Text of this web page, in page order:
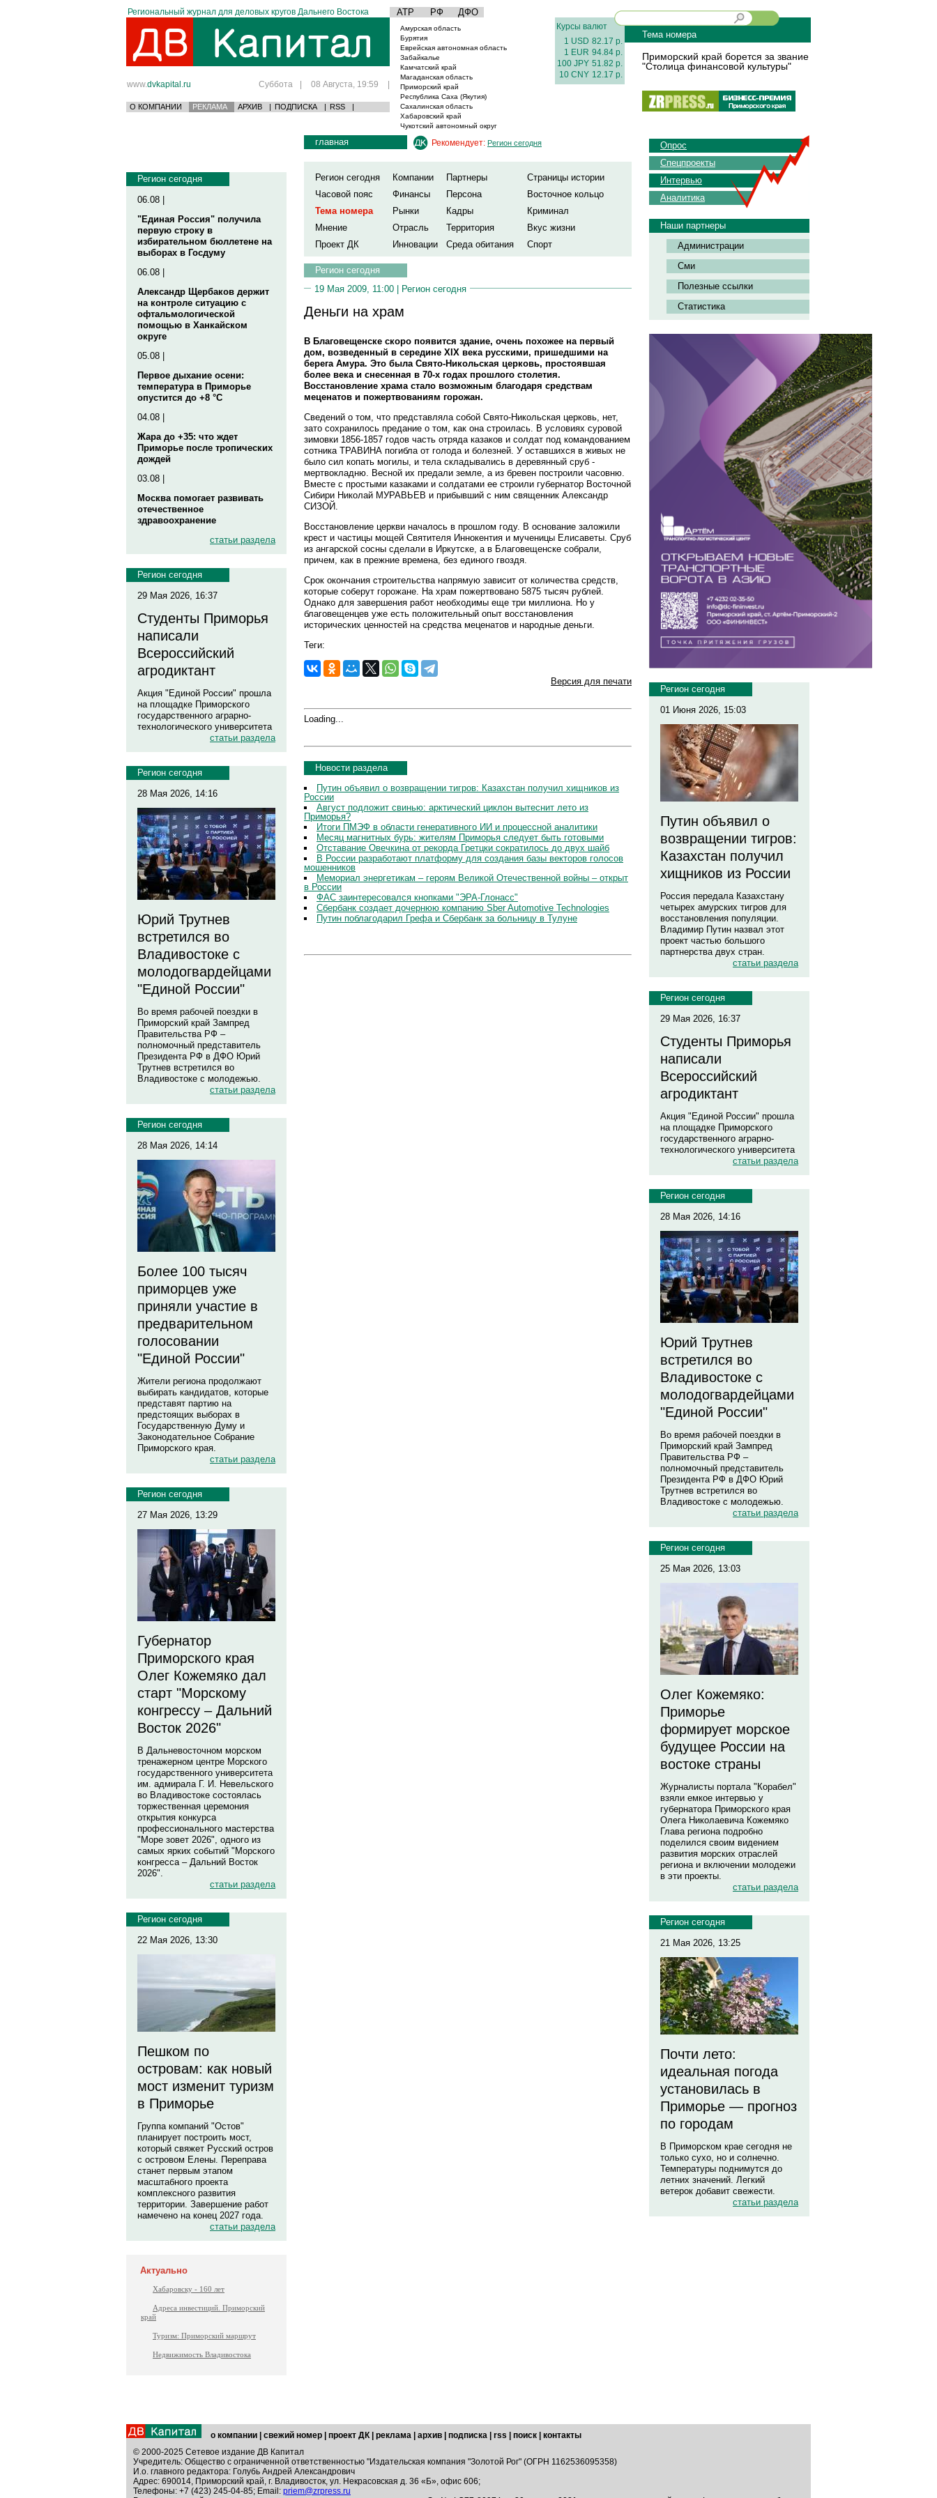
Региональный журнал для деловых кругов Дальнего Востока АТР РФ ДФО
www.dvkapital.ru Суббота | 08 Августа, 19:59 |
О КОМПАНИИ РЕКЛАМА АРХИВ | ПОДПИСКА | RSS |
Амурская область
Бурятия
Еврейская автономная область
Забайкалье
Камчатский край
Магаданская область
Приморский край
Республика Саха (Якутия)
Сахалинская область
Хабаровский край
Чукотский автономный округ
Курсы валют
1 USD 82.17 р.
1 EUR 94.84 р.
100 JPY 51.82 р.
10 CNY 12.17 р.
Тема номера
Приморский край борется за звание
"Столица финансовой культуры"
Регион сегодня
06.08 |
"Единая Россия" получила
первую строку в
избирательном бюллетене на
выборах в Госдуму
06.08 |
Александр Щербаков держит
на контроле ситуацию с
офтальмологической
помощью в Ханкайском
округе
05.08 |
Первое дыхание осени:
температура в Приморье
опустится до +8 °C
04.08 |
Жара до +35: что ждет
Приморье после тропических
дождей
03.08 |
Москва помогает развивать
отечественное
здравоохранение
статьи раздела
Регион сегодня
29 Мая 2026, 16:37
Студенты Приморья
написали
Всероссийский
агродиктант
Акция "Единой России" прошла
на площадке Приморского
государственного аграрно-
технологического университета
статьи раздела
Регион сегодня
28 Мая 2026, 14:16
Юрий Трутнев
встретился во
Владивостоке с
молодогвардейцами
"Единой России"
Во время рабочей поездки в
Приморский край Зампред
Правительства РФ –
полномочный представитель
Президента РФ в ДФО Юрий
Трутнев встретился во
Владивостоке с молодежью.
статьи раздела
Регион сегодня
28 Мая 2026, 14:14
Более 100 тысяч
приморцев уже
приняли участие в
предварительном
голосовании
"Единой России"
Жители региона продолжают
выбирать кандидатов, которые
представят партию на
предстоящих выборах в
Государственную Думу и
Законодательное Собрание
Приморского края.
статьи раздела
Регион сегодня
27 Мая 2026, 13:29
Губернатор
Приморского края
Олег Кожемяко дал
старт "Морскому
конгрессу – Дальний
Восток 2026"
В Дальневосточном морском
тренажерном центре Морского
государственного университета
им. адмирала Г. И. Невельского
во Владивостоке состоялась
торжественная церемония
открытия конкурса
профессионального мастерства
"Море зовет 2026", одного из
самых ярких событий "Морского
конгресса – Дальний Восток
2026".
статьи раздела
Регион сегодня
22 Мая 2026, 13:30
Пешком по
островам: как новый
мост изменит туризм
в Приморье
Группа компаний "Остов"
планирует построить мост,
который свяжет Русский остров
с островом Елены. Переправа
станет первым этапом
масштабного проекта
комплексного развития
территории. Завершение работ
намечено на конец 2027 года.
статьи раздела
Актуально
Хабаровску - 160 лет
Адреса инвестиций. Приморский
край
Туризм: Приморский маршрут
Недвижимость Владивостока
главная Рекомендует: Регион сегодня
Регион сегодня Компании Партнеры
Страницы истории
Часовой пояс
Финансы Персона
Восточное кольцо
Тема номера
Рынки Кадры
Криминал
Мнение
Отрасль Территория
Вкус жизни
Проект ДК
Инновации Среда обитания Спорт
Регион сегодня
19 Мая 2009, 11:00 | Регион сегодня
Деньги на храм
В Благовещенске скоро появится здание, очень похожее на первый
дом, возведенный в середине ХIХ века русскими, пришедшими на
берега Амура. Это была Свято-Никольская церковь, простоявшая
более века и снесенная в 70-х годах прошлого столетия.
Восстановление храма стало возможным благодаря средствам
меценатов и пожертвованиям горожан.
Сведений о том, что представляла собой Свято-Никольская церковь, нет,
зато сохранилось предание о том, как она строилась. В условиях суровой
зимовки 1856-1857 годов часть отряда казаков и солдат под командованием
сотника ТРАВИНА погибла от голода и болезней. У оставшихся в живых не
было сил копать могилы, и тела складывались в деревянный сруб -
мертвокладню. Весной их предали земле, а из бревен построили часовню.
Вместе с простыми казаками и солдатами ее строили губернатор Восточной
Сибири Николай МУРАВЬЕВ и прибывший с ним священник Александр
СИЗОЙ.
Восстановление церкви началось в прошлом году. В основание заложили
крест и частицы мощей Святителя Иннокентия и мученицы Елисаветы. Сруб
из ангарской сосны сделали в Иркутске, а в Благовещенске собрали,
причем, как в прежние времена, без единого гвоздя.
Срок окончания строительства напрямую зависит от количества средств,
которые соберут горожане. На храм пожертвовано 5875 тысяч рублей.
Однако для завершения работ необходимы еще три миллиона. Но у
благовещенцев уже есть положительный опыт восстановления
исторических ценностей на средства меценатов и народные деньги.
Теги:
Версия для печати
Loading...
Новости раздела
Путин объявил о возвращении тигров: Казахстан получил хищников из
России
Август подложит свинью: арктический циклон вытеснит лето из
Приморья?
Итоги ПМЭФ в области генеративного ИИ и процессной аналитики
Месяц магнитных бурь: жителям Приморья следует быть готовыми
Отставание Овечкина от рекорда Гретцки сократилось до двух шайб
В России разработают платформу для создания базы векторов голосов
мошенников
Мемориал энергетикам – героям Великой Отечественной войны – открыт
в России
ФАС заинтересовался кнопками "ЭРА-Глонасс"
Сбербанк создает дочернюю компанию Sber Automotive Technologies
Путин поблагодарил Грефа и Сбербанк за больницу в Тулуне
Опрос
Спецпроекты
Интервью
Аналитика
Наши партнеры
Администрации
Сми
Полезные ссылки
Статистика
Регион сегодня
01 Июня 2026, 15:03
Путин объявил о
возвращении тигров:
Казахстан получил
хищников из России
Россия передала Казахстану
четырех амурских тигров для
восстановления популяции.
Владимир Путин назвал этот
проект частью большого
партнерства двух стран.
статьи раздела
Регион сегодня
29 Мая 2026, 16:37
Студенты Приморья
написали
Всероссийский
агродиктант
Акция "Единой России" прошла
на площадке Приморского
государственного аграрно-
технологического университета
статьи раздела
Регион сегодня
28 Мая 2026, 14:16
Юрий Трутнев
встретился во
Владивостоке с
молодогвардейцами
"Единой России"
Во время рабочей поездки в
Приморский край Зампред
Правительства РФ –
полномочный представитель
Президента РФ в ДФО Юрий
Трутнев встретился во
Владивостоке с молодежью.
статьи раздела
Регион сегодня
25 Мая 2026, 13:03
Олег Кожемяко:
Приморье
формирует морское
будущее России на
востоке страны
Журналисты портала "Корабел"
взяли емкое интервью у
губернатора Приморского края
Олега Николаевича Кожемяко
Глава региона подробно
поделился своим видением
развития морских отраслей
региона и включении молодежи
в эти проекты.
статьи раздела
Регион сегодня
21 Мая 2026, 13:25
Почти лето:
идеальная погода
установилась в
Приморье — прогноз
по городам
В Приморском крае сегодня не
только сухо, но и солнечно.
Температуры поднимутся до
летних значений. Легкий
ветерок добавит свежести.
статьи раздела
о компании свежий номер проект ДК реклама архив подписка rss поиск
контакты
© 2000-2025 Сетевое издание ДВ Капитал
Учредитель: Общество с ограниченной ответственностью "Издательская компания "Золотой Рог" (ОГРН 1162536095358)
И.о. главного редактора: Голубь Андрей Александрович
Адрес: 690014, Приморский край, г. Владивосток, ул. Некрасовская д. 36 «Б», офис 606;
Телефоны: +7 (423) 245-04-85; Email: priem@zrpress.ru